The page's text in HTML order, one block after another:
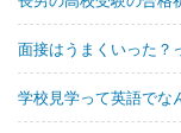
面接はうまくいった？
学校見学って英語でな